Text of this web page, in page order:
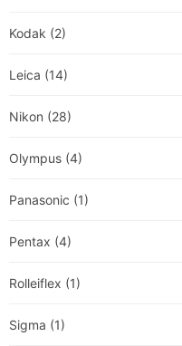
Kodak (2)
Leica (14)
Nikon (28)
Olympus (4)
Panasonic (1)
Pentax (4)
Rolleiflex (1)
Sigma (1)